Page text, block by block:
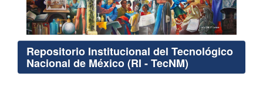
Repositorio Institucional del Tecnológico
Nacional de México (RI - TecNM)